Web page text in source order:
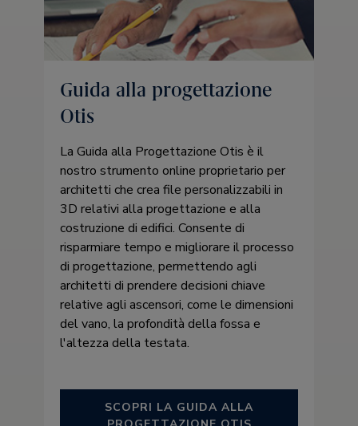
Guida alla progettazione
Otis
La Guida alla Progettazione Otis è il
nostro strumento online proprietario per
architetti che crea file personalizzabili in
3D relativi alla progettazione e alla
costruzione di edifici. Consente di
risparmiare tempo e migliorare il processo
di progettazione, permettendo agli
architetti di prendere decisioni chiave
relative agli ascensori, come le dimensioni
del vano, la profondità della fossa e
l'altezza della testata.
SCOPRI LA GUIDA ALLA